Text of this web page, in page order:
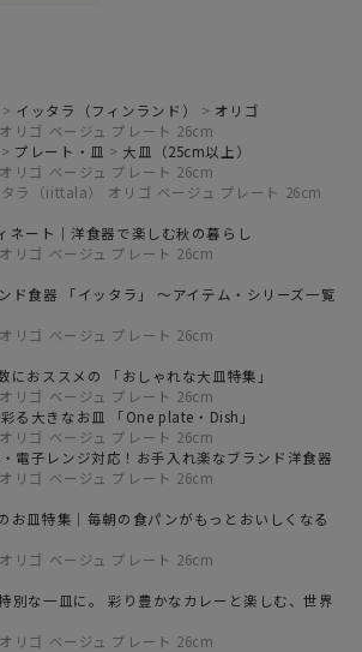
イッタラ（フィンランド）
オリゴ
リゴ ベージュ プレート 26cm
プレート・皿
大皿（25cm以上）
リゴ ベージュ プレート 26cm
タラ（iittala） オリゴ ベージュ プレート 26cm
ネート｜洋食器で楽しむ秋の暮らし
リゴ ベージュ プレート 26cm
ド食器 「イッタラ」 ～アイテム・シリーズ一覧
リゴ ベージュ プレート 26cm
におススメの 「おしゃれな大皿特集」
リゴ ベージュ プレート 26cm
る大きなお皿 「One plate・Dish」
リゴ ベージュ プレート 26cm
電子レンジ対応！お手入れ楽なブランド洋食器
リゴ ベージュ プレート 26cm
お皿特集｜毎朝の食パンがもっとおいしくなる
リゴ ベージュ プレート 26cm
別な一皿に。 彩り豊かなカレーと楽しむ、世界
リゴ ベージュ プレート 26cm